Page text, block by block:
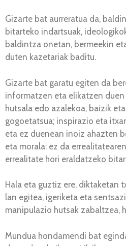
Gizarte bat aurreratua da,
bitarteko indartsuak,
baldintza onetan, bermeekin
duten kazetariak baditu.
Gizarte bat garatu egiten da
informatzen eta elikatzen
hutsala edo azalekoa, baizik
gogoetatsua; inspirazio eta
eta ez duenean inoiz ahazten
eta morala: ez da
errealitate hori eraldatzeko
Hala eta guztiz ere, diktaketan
lan egitea, igeriketa eta
manipulazio hutsak zabaltzea,
Mundua hondamendi bat